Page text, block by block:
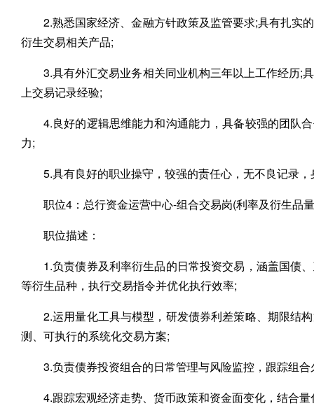
2.熟悉国家经济、金融方针政策及监管要求;具有扎实
衍生交易相关产品;
3.具有外汇交易业务相关同业机构三年以上工作经历;
上交易记录经验;
4.良好的逻辑思维能力和沟通能力，具备较强的团队
力;
5.具有良好的职业操守，较强的责任心，无不良记录
职位4：总行资金运营中心-组合交易岗(利率及衍生品
职位描述：
1.负责债券及利率衍生品的日常投资交易，涵盖国债
等衍生品种，执行交易指令并优化执行效率;
2.运用量化工具与模型，研发债券利差策略、期限结
测、可执行的系统化交易方案;
3.负责债券投资组合的日常管理与风险监控，跟踪组
4.跟踪宏观经济走势、货币政策和资金面变化，结合